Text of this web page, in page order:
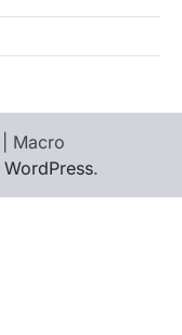
| Macro
WordPress.